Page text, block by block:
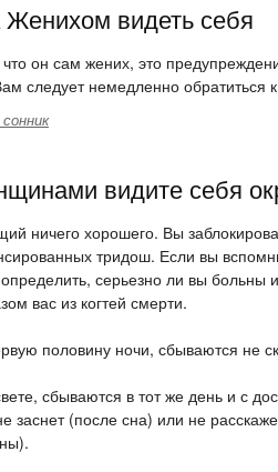
видеть себя
он сам жених, это
следует немедленно обратиться
видите себя
ничего хорошего. Вы
тридош. Если вы
серьезно ли вы больны
вас из когтей смерти.
половину ночи, сбываются не
сбываются в тот же день и с
заснет (после сна) или не